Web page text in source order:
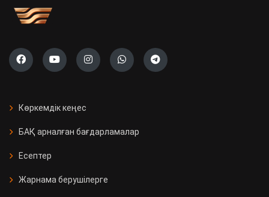
Көркемдік кеңес
БАҚ арналған бағдарламалар
Есептер
Жарнама берушілерге